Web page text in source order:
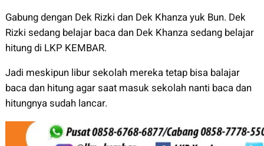
Gabung dengan Dek Rizki dan Dek Khanza yuk Bun. Dek
Rizki sedang belajar baca dan Dek Khanza sedang belajar
hitung di LKP KEMBAR.
Jadi meskipun libur sekolah mereka tetap bisa balajar
baca dan hitung agar saat masuk sekolah nanti baca dan
hitungnya sudah lancar.